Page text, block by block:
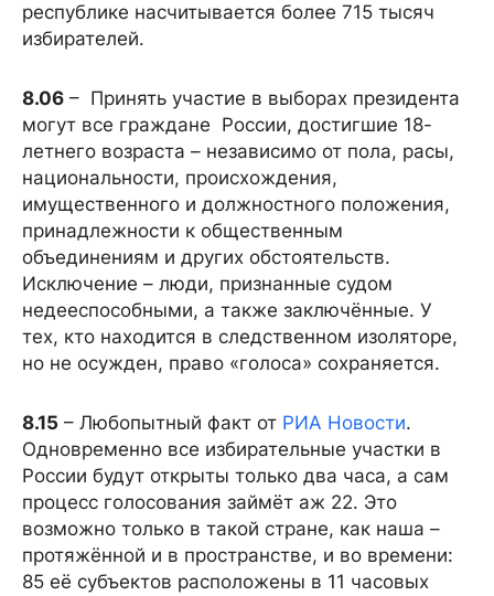
республике насчитывается более 715 тысяч
избирателей.
8.06 – Принять участие в выборах президента
могут все граждане России, достигшие 18-
летнего возраста – независимо от пола, расы,
национальности, происхождения,
имущественного и должностного положения,
принадлежности к общественным
объединениям и других обстоятельств.
Исключение – люди, признанные судом
недееспособными, а также заключённые. У
тех, кто находится в следственном изоляторе,
но не осужден, право «голоса» сохраняется.
8.15 – Любопытный факт от РИА Новости.
Одновременно все избирательные участки в
России будут открыты только два часа, а сам
процесс голосования займёт аж 22. Это
возможно только в такой стране, как наша –
протяжённой и в пространстве, и во времени:
85 её субъектов расположены в 11 часовых